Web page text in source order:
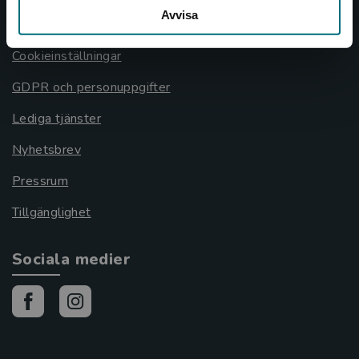
Avvisa
Cookieinställningar
GDPR och personuppgifter
Lediga tjänster
Nyhetsbrev
Pressrum
Tillgänglighet
Sociala medier